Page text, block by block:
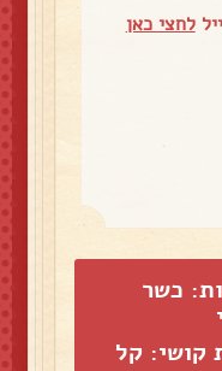
לחצי כאן
כשר
קושי: קל